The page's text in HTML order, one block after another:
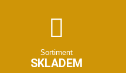
Sortiment
SKLADEM